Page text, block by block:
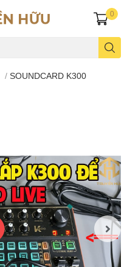
0
/ SOUNDCARD K300